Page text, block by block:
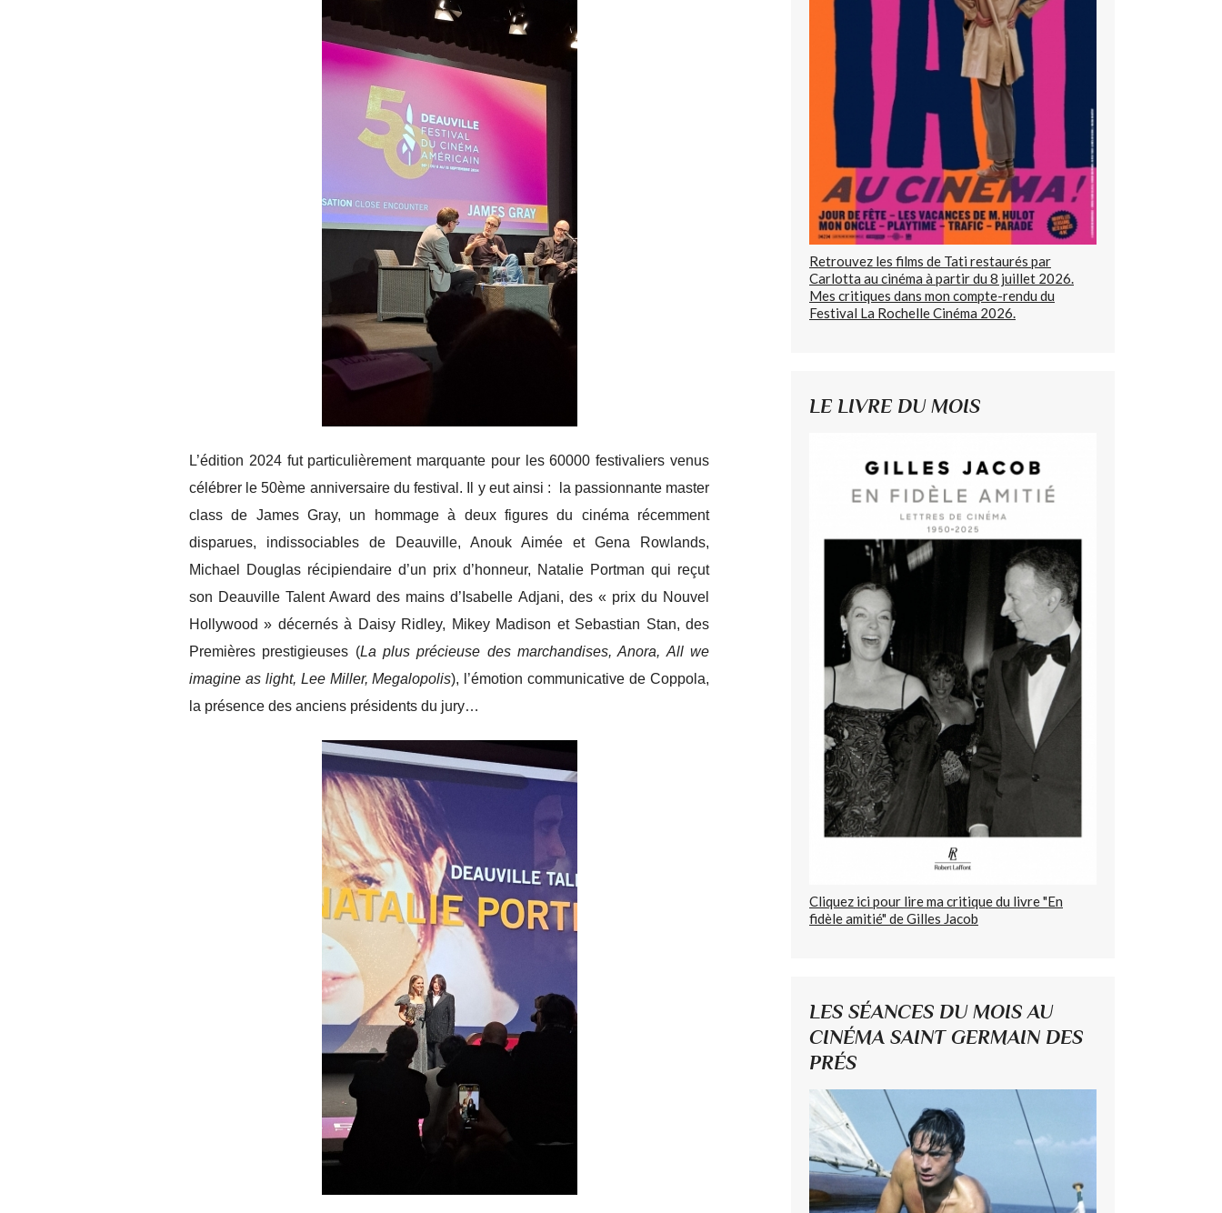
L’édition 2024 fut particulièrement marquante pour les 60000 festivaliers venus
célébrer le 50ème anniversaire du festival. Il y eut ainsi : la passionnante master
class de James Gray, un hommage à deux figures du cinéma récemment
disparues, indissociables de Deauville, Anouk Aimée et Gena Rowlands,
Michael Douglas récipiendaire d’un prix d’honneur, Natalie Portman qui reçut
son Deauville Talent Award des mains d’Isabelle Adjani, des « prix du Nouvel
Hollywood » décernés à Daisy Ridley, Mikey Madison et Sebastian Stan, des
Premières prestigieuses (La plus précieuse des marchandises, Anora, All we
imagine as light, Lee Miller, Megalopolis), l’émotion communicative de Coppola,
la présence des anciens présidents du jury…
Retrouvez les films de Tati restaurés par
Carlotta au cinéma à partir du 8 juillet 2026.
Mes critiques dans mon compte-rendu du
Festival La Rochelle Cinéma 2026.
LE LIVRE DU MOIS
Cliquez ici pour lire ma critique du livre "En
fidèle amitié" de Gilles Jacob
LES SÉANCES DU MOIS AU
CINÉMA SAINT GERMAIN DES
PRÉS